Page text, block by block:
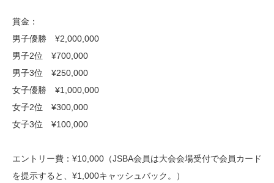
賞金：
男子優勝 ¥2,000,000
男子2位 ¥700,000
男子3位 ¥250,000
女子優勝 ¥1,000,000
女子2位 ¥300,000
女子3位 ¥100,000
エントリー費：¥10,000（JSBA会員は大会会場受付で会員カード
を提示すると、¥1,000キャッシュバック。）